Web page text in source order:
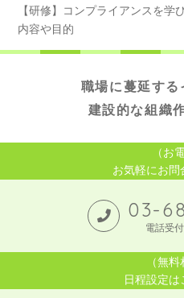
【研修】コンプライアンスを
内容や目的
職場に蔓延す
建設的な組織
（お
お気軽にお問
03-
電話受
（無料
日程設定は